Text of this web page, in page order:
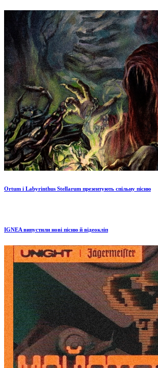
Ortum і Labyrinthus Stellarum презентують спільну пісню
IGNEA випустили нові пісню й відеокліп